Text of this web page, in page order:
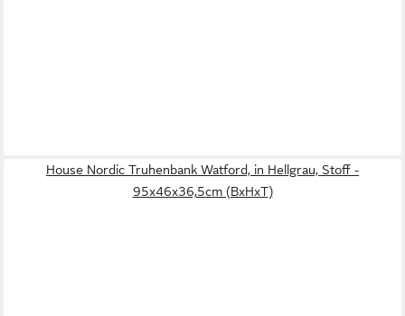
House Nordic Truhenbank Watford, in Hellgrau, Stoff -
95x46x36,5cm (BxHxT)